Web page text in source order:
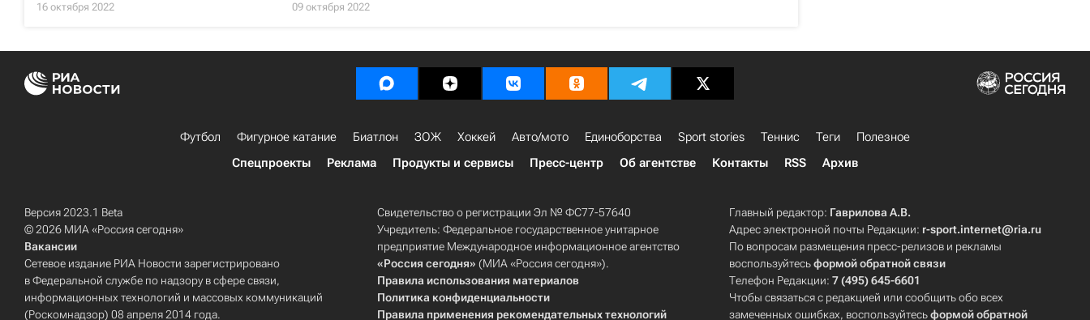
16 октября 2022 09 октября 2022
Футбол Фигурное катание Биатлон ЗОЖ Хоккей Авто/мото Единоборства Sport stories Теннис Теги
Полезное
Спецпроекты
Реклама Продукты и сервисы Пресс-центр Об агентстве Контакты RSS Архив
Версия 2023.1 Beta
© 2026 МИА «Россия сегодня»
Вакансии
Сетевое издание РИА Новости зарегистрировано
в Федеральной службе по надзору в сфере связи,
информационных технологий и массовых коммуникаций
(Роскомнадзор) 08 апреля 2014 года.
Свидетельство о регистрации Эл № ФС77-57640
Учредитель: Федеральное государственное унитарное
предприятие Международное информационное агентство
«Россия сегодня» (МИА «Россия сегодня»).
Правила использования материалов
Политика конфиденциальности
Правила применения рекомендательных технологий
Главный редактор: Гаврилова А.В.
Адрес электронной почты Редакции: r-sport.internet@ria.ru
По вопросам размещения пресс-релизов и рекламы
воспользуйтесьформой обратной связи
Телефон Редакции:7 (495) 645-6601
Чтобы связаться с редакцией или сообщить обо всех
замеченных ошибках, воспользуйтесьформой обратной